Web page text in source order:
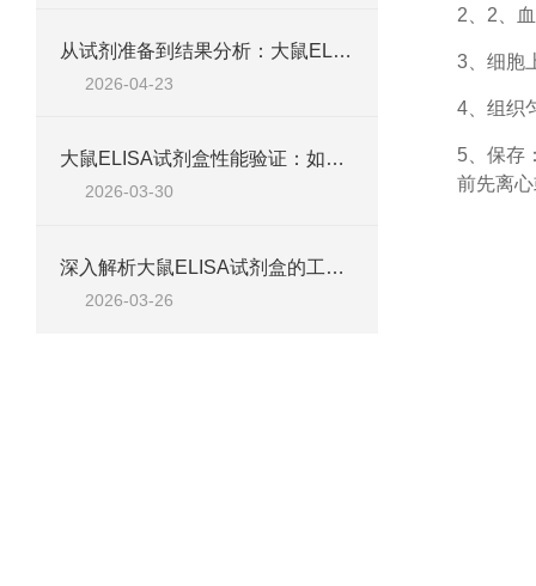
从试剂准备到结果分析：大鼠ELISA试剂盒操作技巧、浓度校准及实验高效完成全攻略
2026-04-23
大鼠ELISA试剂盒性能验证：如何通过检测范围、精密度、回收率等指标评估准确性
2026-03-30
深入解析大鼠ELISA试剂盒的工作原理、类型与核心试剂
2026-03-26
2、 2、
3、细胞
4、组织
5、保存
前先离